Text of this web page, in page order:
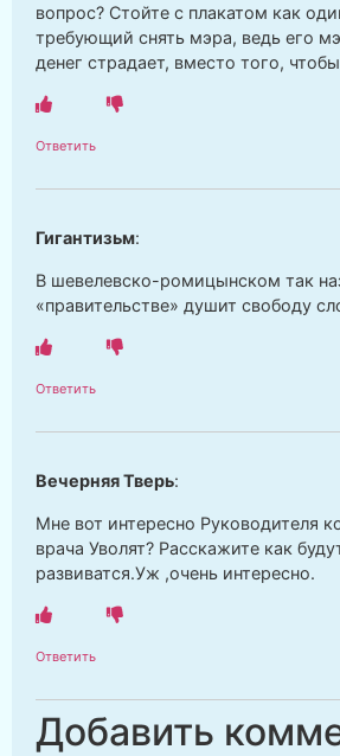
вопрос? Стойте с плакатом как
требующий снять мэра, ведь его
денег страдает, вместо того,
Ответить
Гигантизьм:
В шевелевско-ромицынском так
«правительстве» душит свободу
Ответить
Вечерняя Тверь:
Мне вот интересно Руководителя
врача Уволят? Расскажите как
развиватся.Уж ,очень интересно.
Ответить
Добавить